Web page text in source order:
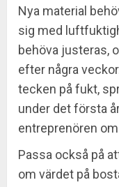
Nya material
sig med
behöva justeras,
efter några
tecken på fukt,
under det första
entreprenören
Passa också på
om värdet på